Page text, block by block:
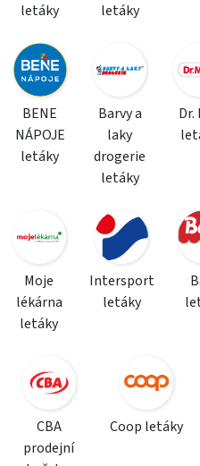
letáky
letáky
BENE
NÁPOJE
letáky
Barvy a
laky
drogerie
letáky
Dr.
Moje
lékárna
letáky
Intersport
letáky
CBA
prodejní
Coop letáky